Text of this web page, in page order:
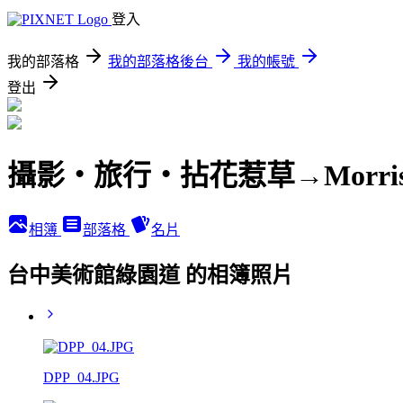
登入
我的部落格 我的部落格後台
我的帳號
登出
攝影‧旅行‧拈花惹草
相簿 部落格 名片
台中美術館綠園道 的相簿照片
DPP_04.JPG